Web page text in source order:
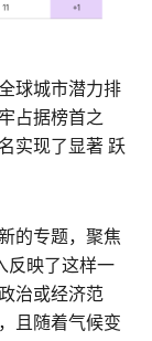
球城市潜力排
占据榜首之
实现了显著 跃
的专题，聚焦
反映了这样一
治或经济范
且随着气候变